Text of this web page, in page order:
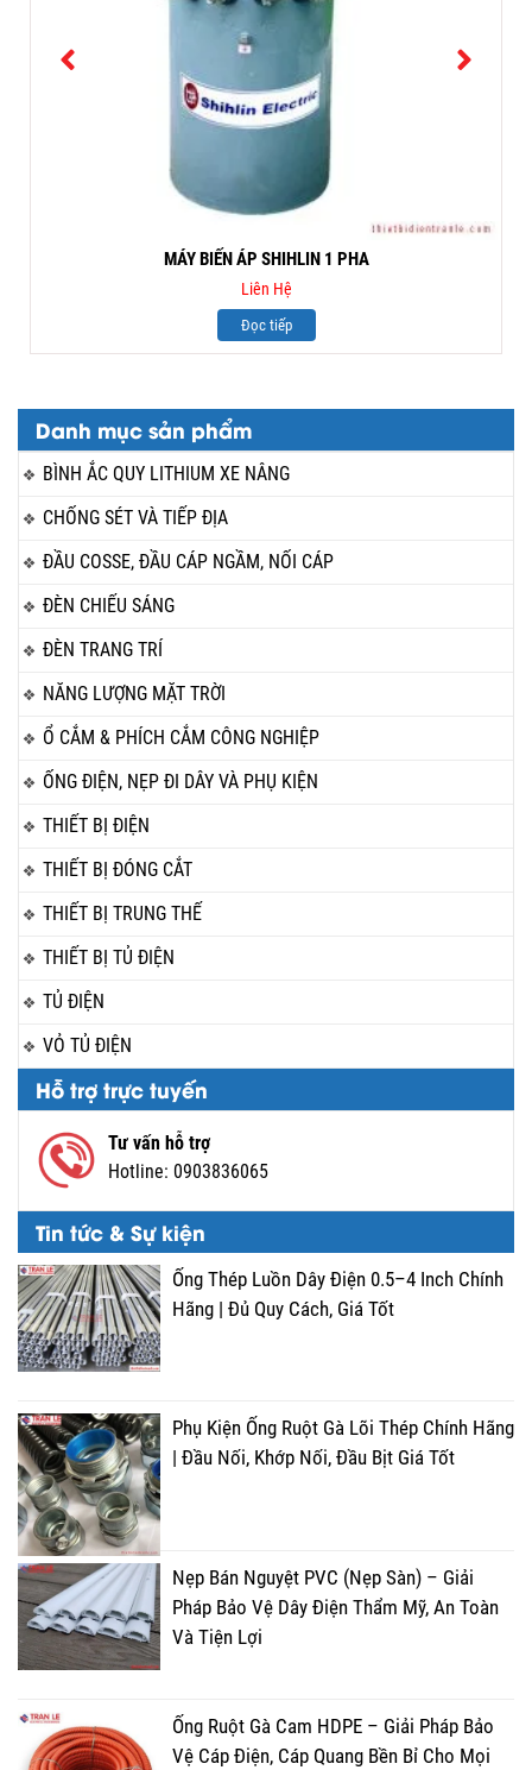
Danh mục sản phẩm
BÌNH ẮC QUY LITHIUM XE NÂNG
CHỐNG SÉT VÀ TIẾP ĐỊA
ĐẦU COSSE, ĐẦU CÁP NGẦM, NỐI CÁP
ĐÈN CHIẾU SÁNG
ĐÈN TRANG TRÍ
NĂNG LƯỢNG MẶT TRỜI
Ổ CẮM & PHÍCH CẮM CÔNG NGHIỆP
ỐNG ĐIỆN, NẸP ĐI DÂY VÀ PHỤ KIỆN
THIẾT BỊ ĐIỆN
THIẾT BỊ ĐÓNG CẮT
THIẾT BỊ TRUNG THẾ
THIẾT BỊ TỦ ĐIỆN
TỦ ĐIỆN
VỎ TỦ ĐIỆN
Hỗ trợ trực tuyến
Tư vấn hỗ trợ
Hotline: 0903836065
Tin tức & Sự kiện
Ống Thép Luồn Dây Điện 0.5–4 Inch Chính
Hãng | Đủ Quy Cách, Giá Tốt
Phụ Kiện Ống Ruột Gà Lõi Thép Chính Hãng
| Đầu Nối, Khớp Nối, Đầu Bịt Giá Tốt
Nẹp Bán Nguyệt PVC (Nẹp Sàn) – Giải
Pháp Bảo Vệ Dây Điện Thẩm Mỹ, An Toàn
Và Tiện Lợi
Ống Ruột Gà Cam HDPE – Giải Pháp Bảo
Vệ Cáp Điện, Cáp Quang Bền Bỉ Cho Mọi
MÁY BIẾN ÁP SHIHLIN 1 PHA
Liên Hệ
Đọc tiếp